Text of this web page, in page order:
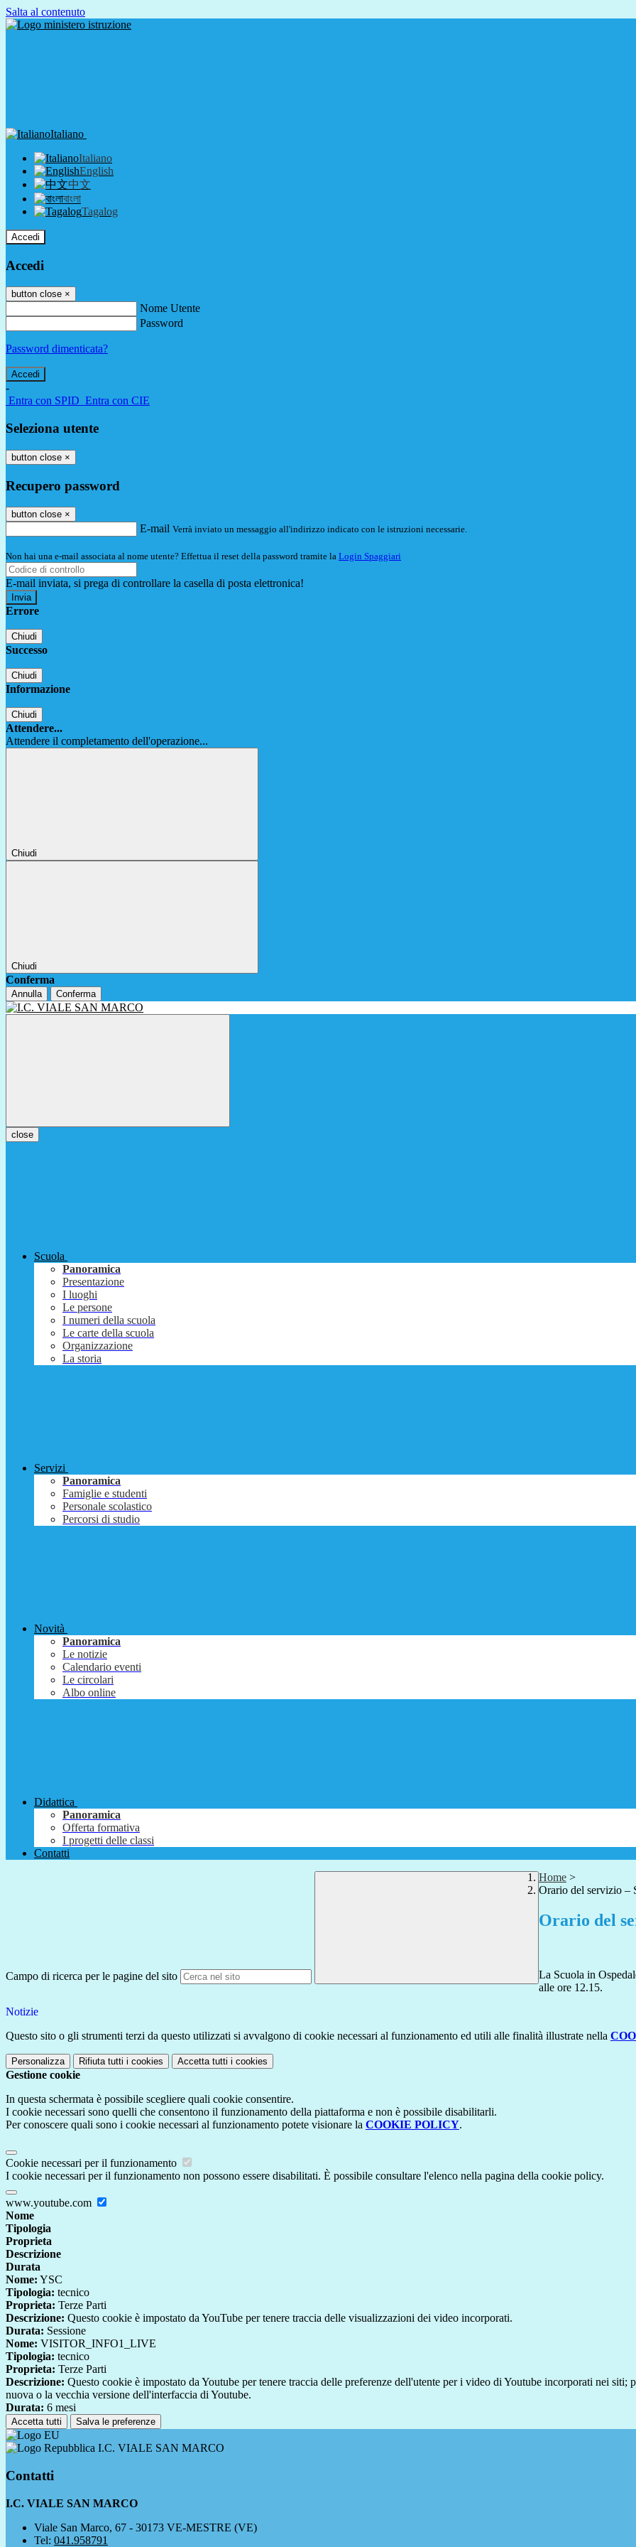
Salta al contenuto
Italiano
Italiano
English
中文
বাংলা
Tagalog
Accedi
Accedi
button close ×
Nome Utente
Password
Password dimenticata?
-
Entra con SPID Entra con CIE
Seleziona utente
button close ×
Recupero password
button close ×
E-mail Verrà inviato un messaggio all'indirizzo indicato con le istruzioni necessarie.
Non hai una e-mail associata al nome utente? Effettua il reset della password tramite la Login Spaggiari
E-mail inviata, si prega di controllare la casella di posta elettronica!
Errore
Chiudi
Successo
Chiudi
Informazione
Chiudi
Attendere...
Attendere il completamento dell'operazione...
Chiudi
Chiudi
Conferma
Annulla Conferma
close
Scuola
Panoramica
Presentazione
I luoghi
Le persone
I numeri della scuola
Le carte della scuola
Organizzazione
La storia
Servizi
Panoramica
Famiglie e studenti
Personale scolastico
Percorsi di studio
Novità
Panoramica
Le notizie
Calendario eventi
Le circolari
Albo online
Didattica
Panoramica
Offerta formativa
I progetti delle classi
Contatti
Campo di ricerca per le pagine del sito
Home >
Orario del servizio –
Orario del
La Scuola in
alle ore 12.15.
Notizie
Questo sito o gli strumenti terzi da questo utilizzati si avvalgono di cookie necessari al funzionamento ed utili alle finalità illustrate nella
Personalizza Rifiuta tutti i cookies Accetta tutti i cookies
Gestione cookie
In questa schermata è possibile scegliere quali cookie consentire.
I cookie necessari sono quelli che consentono il funzionamento della piattaforma e non è possibile disabilitarli.
Per conoscere quali sono i cookie necessari al funzionamento potete visionare la COOKIE POLICY.
Cookie necessari per il funzionamento
I cookie necessari per il funzionamento non possono essere disabilitati. È possibile consultare l'elenco nella pagina della cookie policy.
www.youtube.com
Nome
Tipologia
Proprieta
Descrizione
Durata
Nome: YSC
Tipologia: tecnico
Proprieta: Terze Parti
Descrizione: Questo cookie è impostato da YouTube per tenere traccia delle visualizzazioni dei video incorporati.
Durata: Sessione
Nome: VISITOR_INFO1_LIVE
Tipologia: tecnico
Proprieta: Terze Parti
Descrizione: Questo cookie è impostato da Youtube per tenere traccia delle preferenze dell'utente per i video di Youtube incorporati nei
nuova o la vecchia versione dell'interfaccia di Youtube.
Durata: 6 mesi
Accetta tutti Salva le preferenze
I.C. VIALE SAN MARCO
Contatti
I.C. VIALE SAN MARCO
Viale San Marco, 67 - 30173 VE-MESTRE (VE)
Tel: 041.958791